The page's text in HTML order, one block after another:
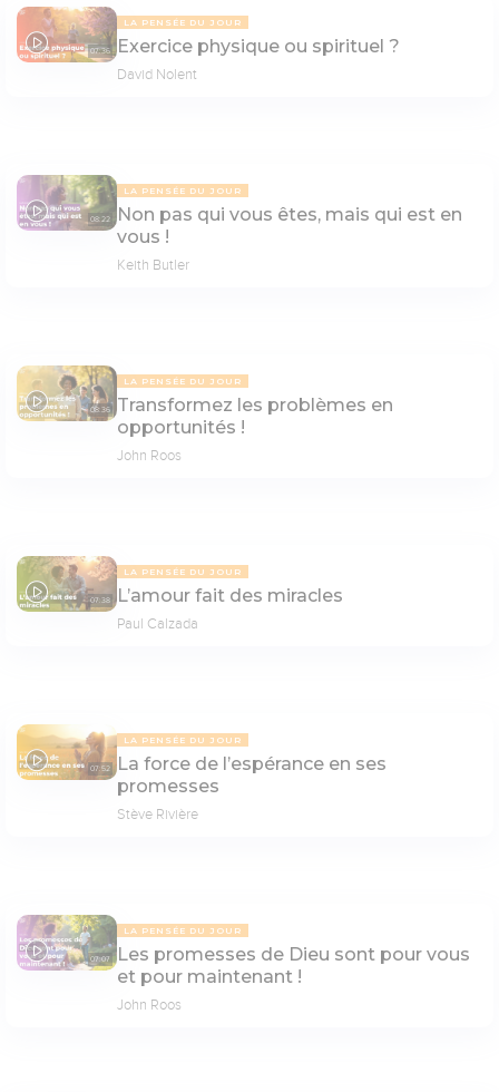
07:36
LA PENSÉE DU JOUR
Exercice physique ou spirituel ?
David Nolent
08:22
LA PENSÉE DU JOUR
Non pas qui vous êtes, mais qui est en
vous !
Keith Butler
08:36
LA PENSÉE DU JOUR
Transformez les problèmes en
opportunités !
John Roos
07:38
LA PENSÉE DU JOUR
L’amour fait des miracles
Paul Calzada
07:52
LA PENSÉE DU JOUR
La force de l’espérance en ses
promesses
Stève Rivière
07:07
LA PENSÉE DU JOUR
Les promesses de Dieu sont pour vous
et pour maintenant !
John Roos